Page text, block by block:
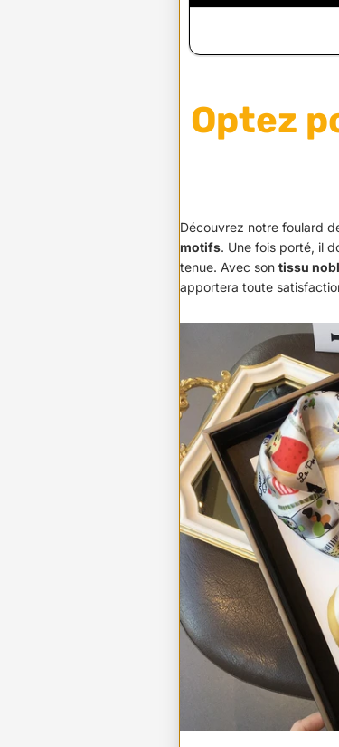
Optez
Découvrez notre foulard
motifs. Une fois porté, il
tenue. Avec son tissu
apportera toute